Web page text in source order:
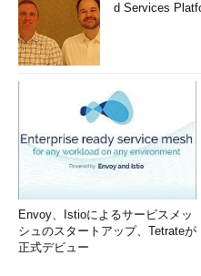
d Services
Envoy、Istioによるサービスメッ
シュのスタートアップ、Tetrateが
正式デビュー